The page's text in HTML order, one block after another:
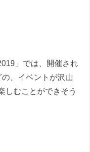
」では、開催され
、イベントが沢山
しむことができそう